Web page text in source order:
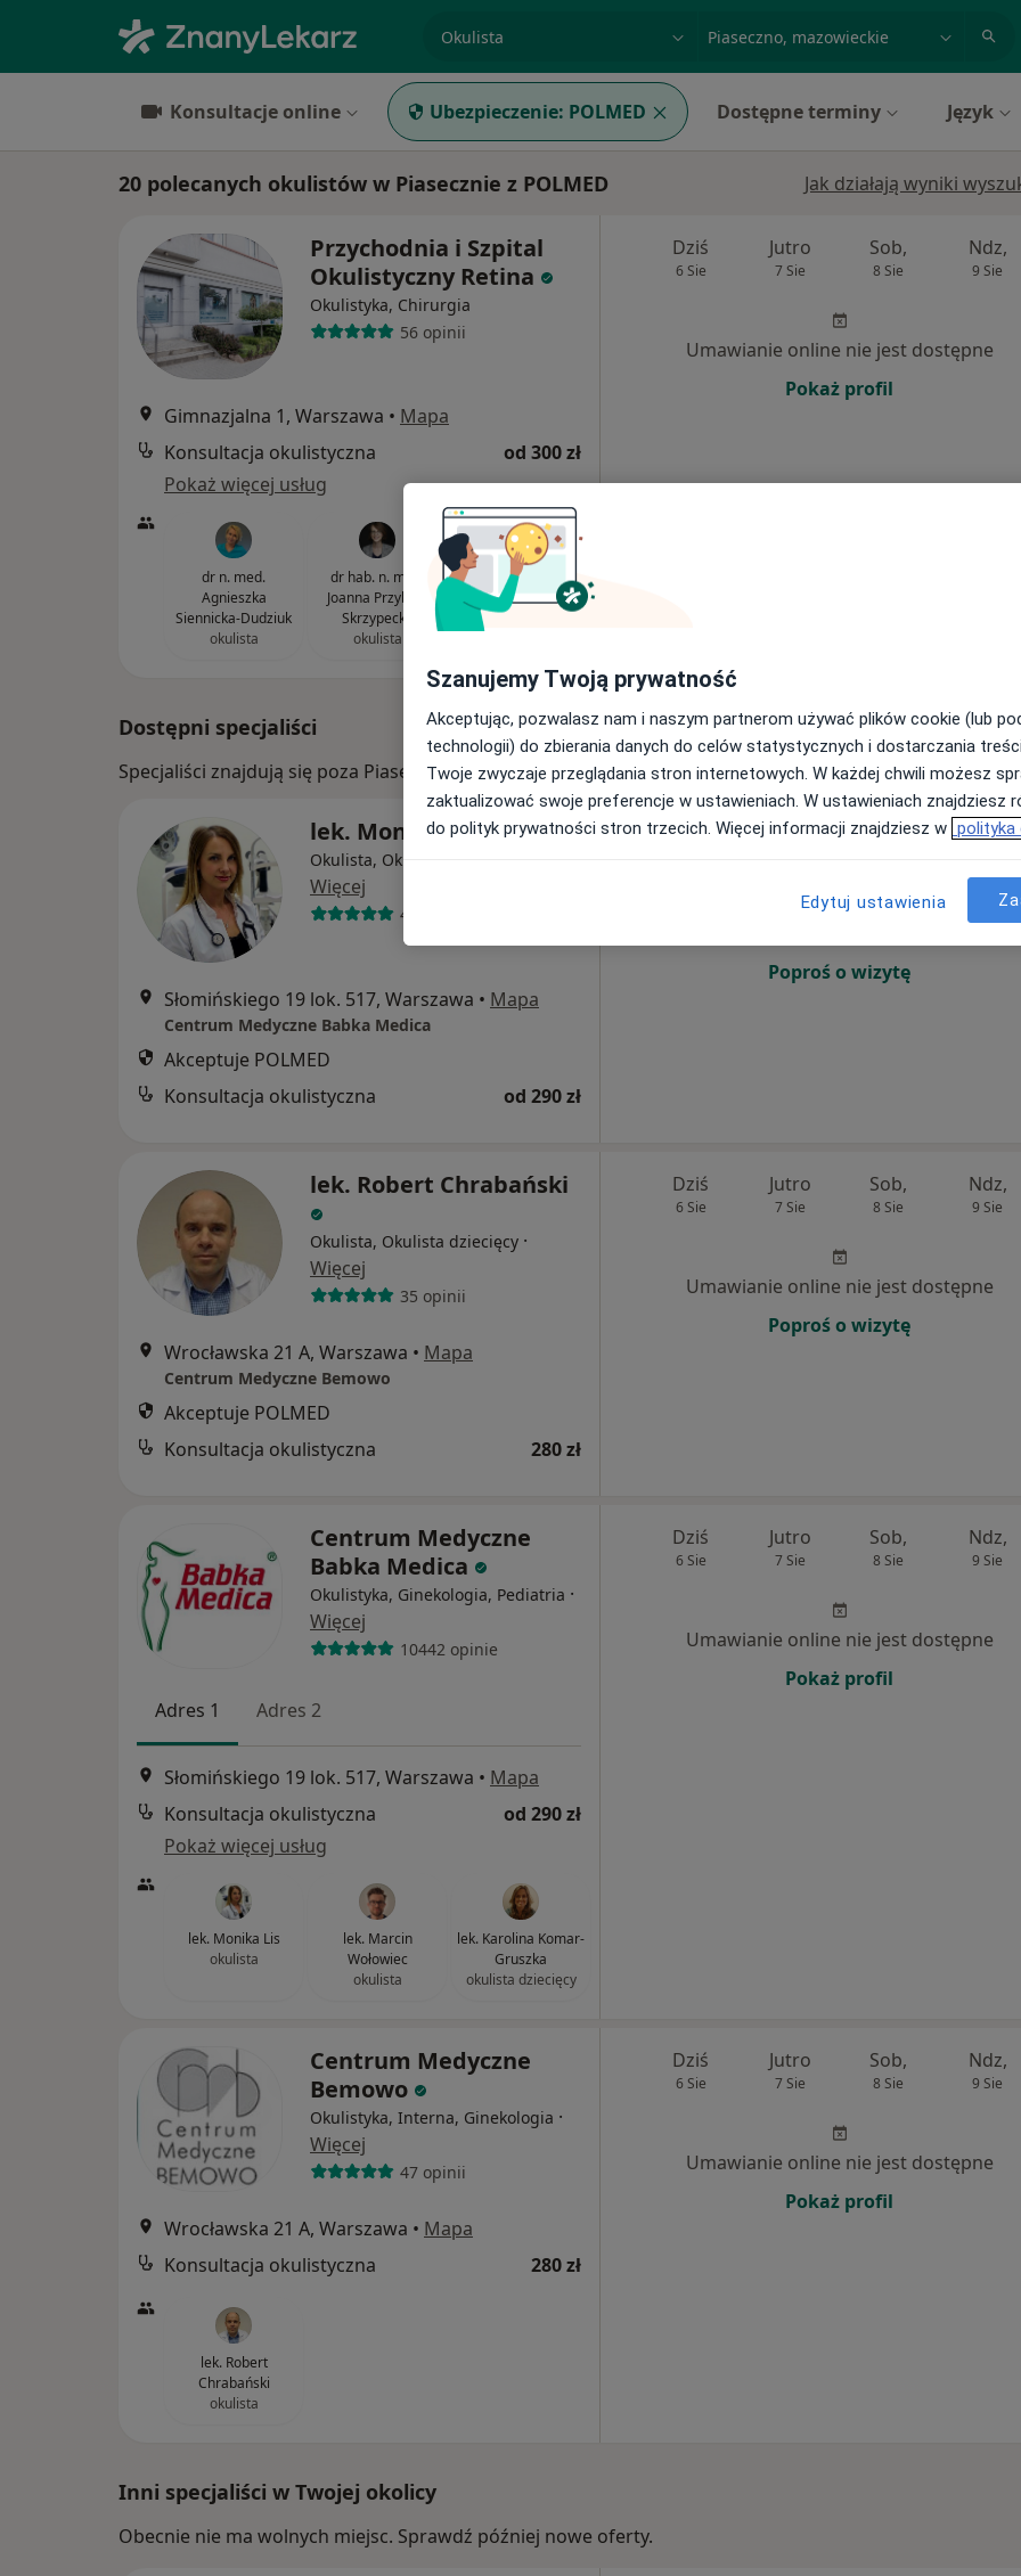
Konsultacje online Ubezpieczenie: POLMED Dostępne terminy Język
20 polecanych okulistów w Piasecznie z POLMED Jak działają wyniki
Przychodnia i Szpital
Okulistyczny Retina
Okulistyka, Chirurgia
56 opinii
Gimnazjalna 1, Warszawa • Mapa
Konsultacja okulistyczna
od 300 zł
Pokaż więcej usług
dr n. med.
Agnieszka
Siennicka-Dudziuk
okulista
dr hab. n. med.
Joanna Przybek-
Skrzypecka
okulista
lek. Michał Szot
okulista
Dziś
6 Sie
Jutro
7 Sie
Sob,
8 Sie
Ndz,
9 Sie
Umawianie online nie jest dostępne
Pokaż profil
Dostępni specjaliści
Specjaliści znajdują się poza Piaseczno, mazowieckie, w obszarach bliskich Twojemu wyszukiwaniu.
lek. Monika Lis
Okulista, Okulista dziecięcy
Więcej
417 opinii
Słomińskiego 19 lok. 517, Warszawa • Mapa
Centrum Medyczne Babka Medica
Akceptuje POLMED
Konsultacja okulistyczna
od 290 zł
Dziś Jutro Sob, Ndz,
Poproś o wizytę
lek. Robert Chrabański
Okulista, Okulista dziecięcy ·
Więcej
35 opinii
Wrocławska 21 A, Warszawa • Mapa
Centrum Medyczne Bemowo
Akceptuje POLMED
Konsultacja okulistyczna
280 zł
Dziś
6 Sie
Jutro
7 Sie
Sob,
8 Sie
Ndz,
9 Sie
Umawianie online nie jest dostępne
Poproś o wizytę
Centrum Medyczne
Babka Medica
Okulistyka, Ginekologia, Pediatria ·
Więcej
10442 opinie
Adres 1 Adres 2
Słomińskiego 19 lok. 517, Warszawa • Mapa
Konsultacja okulistyczna
od 290 zł
Pokaż więcej usług
lek. Monika Lis
okulista
lek. Marcin
Wołowiec
okulista
lek. Karolina Komar-
Gruszka
okulista dziecięcy
Dziś
6 Sie
Jutro
7 Sie
Sob,
8 Sie
Ndz,
9 Sie
Umawianie online nie jest dostępne
Pokaż profil
Centrum Medyczne
Bemowo
Okulistyka, Interna, Ginekologia ·
Więcej
47 opinii
Wrocławska 21 A, Warszawa • Mapa
Konsultacja okulistyczna
280 zł
lek. Robert
Chrabański
okulista
Dziś
6 Sie
Jutro
7 Sie
Sob,
8 Sie
Ndz,
9 Sie
Umawianie online nie jest dostępne
Pokaż profil
Inni specjaliści w Twojej okolicy
Obecnie nie ma wolnych miejsc. Sprawdź później nowe oferty.
Szanujemy Twoją prywatność
Akceptując, pozwalasz nam i naszym partnerom używać plików cookie (lub
technologii) do zbierania danych do celów statystycznych i dostarczania
Twoje zwyczaje przeglądania stron internetowych. W każdej chwili możesz
zaktualizować swoje preferencje w ustawieniach. W ustawieniach znajdziesz
do polityk prywatności stron trzecich. Więcej informacji znajdziesz w polityka
Edytuj ustawienia